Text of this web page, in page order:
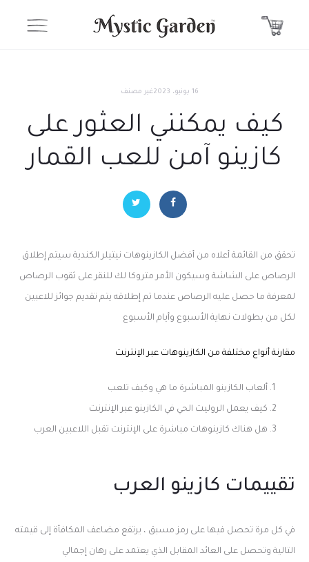
16 يونيو، 2023 غير مصنف
كيف يمكنني العثور على
كازينو آمن للعب القمار
تحقق من القائمة أعلاه من أفضل الكازينوهات نيتيلر الكندية سيتم إطلاق
الرصاص على الشاشة وسيكون الأمر متروكا لك للنقر على ثقوب الرصاص
لمعرفة ما حصل عليه الرصاص عندما تم إطلاقه يتم تقديم جوائز للاعبين
لكل من بطولات نهاية الأسبوع وأيام الأسبوع
مقارنة أنواع مختلفة من الكازينوهات عبر الإنترنت
ألعاب الكازينو المباشرة ما هي وكيف تلعب
كيف يعمل الروليت الحي في الكازينو عبر الإنترنت
هل هناك كازينوهات مباشرة على الإنترنت تقبل اللاعبين العرب
تقييمات كازينو العرب
في كل مرة تحصل فيها على رمز مسبق ، يرتفع مضاعف المكافأة إلى قيمته
التالية وتحصل على العائد المقابل الذي يعتمد على رهان إجمالي